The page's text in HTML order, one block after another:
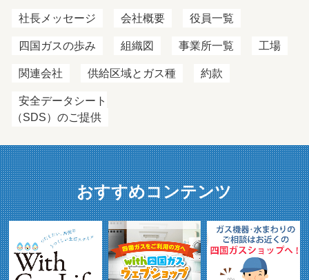
社長メッセージ 会社概要 役員一覧
四国ガスの歩み 組織図 事業所一覧 工場
関連会社 供給区域とガス種 約款
安全データシート
（SDS）のご提供
おすすめコンテンツ